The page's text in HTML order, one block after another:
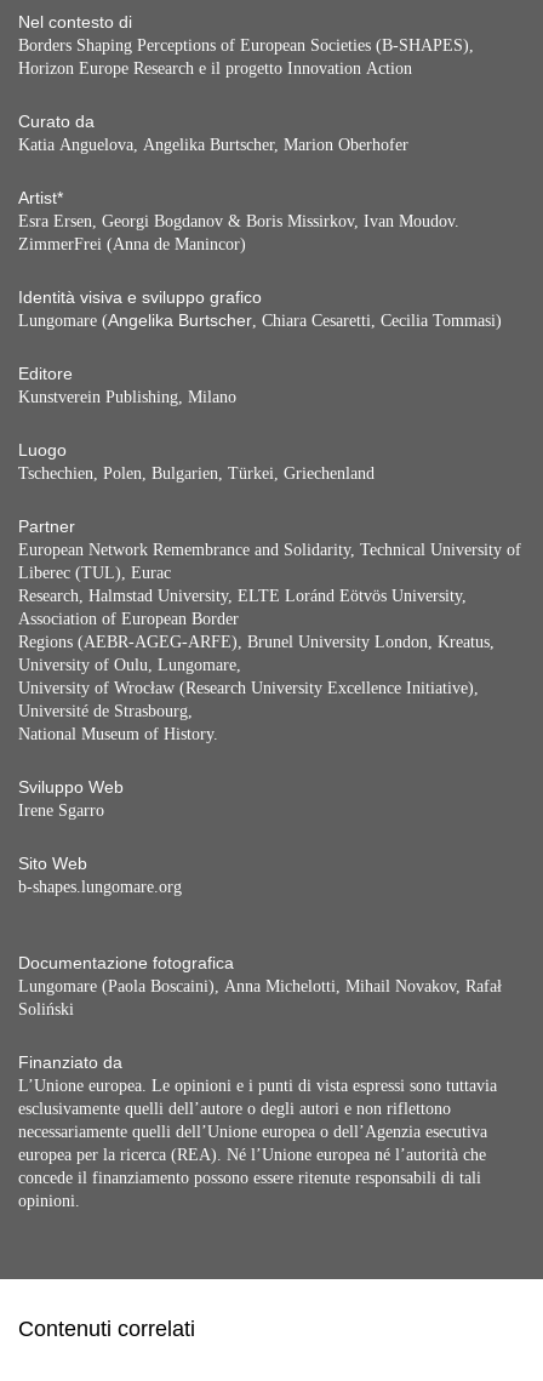
Nel contesto di
Borders Shaping Perceptions of European Societies (B-SHAPES),
Horizon Europe Research e il progetto Innovation Action
Curato da
Katia Anguelova, Angelika Burtscher, Marion Oberhofer
Artist*
Esra Ersen, Georgi Bogdanov & Boris Missirkov, Ivan Moudov.
ZimmerFrei (Anna de Manincor)
Identità visiva e sviluppo grafico
Lungomare (Angelika Burtscher , Chiara Cesaretti, Cecilia Tommasi)
Editore
Kunstverein Publishing, Milano
Luogo
Tschechien, Polen, Bulgarien, Türkei, Griechenland
Partner
European Network Remembrance and Solidarity, Technical University of
Liberec (TUL), Eurac
Research, Halmstad University, ELTE Loránd Eötvös University,
Association of European Border
Regions (AEBR-AGEG-ARFE), Brunel University London, Kreatus,
University of Oulu, Lungomare,
University of Wrocław (Research University Excellence Initiative),
Université de Strasbourg,
National Museum of History.
Sviluppo Web
Irene Sgarro
Sito Web
b-shapes.lungomare.org
Documentazione fotografica
Lungomare (Paola Boscaini), Anna Michelotti, Mihail Novakov, Rafał
Soliński
Finanziato da
L’Unione europea. Le opinioni e i punti di vista espressi sono tuttavia
esclusivamente quelli dell’autore o degli autori e non riflettono
necessariamente quelli dell’Unione europea o dell’Agenzia esecutiva
europea per la ricerca (REA). Né l’Unione europea né l’autorità che
concede il finanziamento possono essere ritenute responsabili di tali
opinioni.
Contenuti correlati